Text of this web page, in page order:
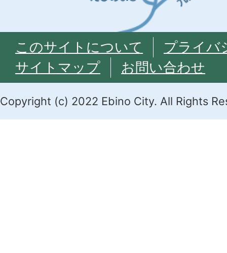
このサイトについて
プライバ
サイトマップ
お問い合わせ
Copyright (c) 2022 Ebino City. All Rights